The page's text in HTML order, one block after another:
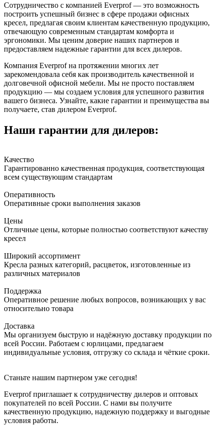
Сотрудничество с компанией Everprof — это возможность
построить успешный бизнес в сфере продажи офисных
кресел, предлагая своим клиентам качественную продукцию,
отвечающую современным стандартам комфорта и
эргономики. Мы ценим доверие наших партнеров и
предоставляем надежные гарантии для всех дилеров.
Компания Everprof на протяжении многих лет
зарекомендовала себя как производитель качественной и
долговечной офисной мебели. Мы не просто поставляем
продукцию — мы создаем условия для успешного развития
вашего бизнеса. Узнайте, какие гарантии и преимущества вы
получаете, став дилером Everprof.
Наши гарантии для дилеров:
Качество
Гарантированно качественная продукция, соответствующая
всем существующим стандартам
Оперативность
Оперативные сроки выполнения заказов
Цены
Отличные цены, которые полностью соответствуют качеству
кресел
Широкий ассортимент
Кресла разных категорий, расцветок, изготовленные из
различных материалов
Поддержка
Оперативное решение любых вопросов, возникающих у вас
относительно товара
Доставка
Мы организуем быструю и надёжную доставку продукции по
всей России. Работаем с юрлицами, предлагаем
индивидуальные условия, отгрузку со склада и чёткие сроки.
Станьте нашим партнером уже сегодня!
Everprof приглашает к сотрудничеству дилеров и оптовых
покупателей по всей России. С нами вы получите
качественную продукцию, надежную поддержку и выгодные
условия работы.